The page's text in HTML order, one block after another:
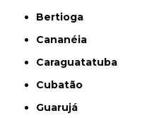
Bertioga
Cananéia
Caraguatatuba
Cubatão
Guarujá